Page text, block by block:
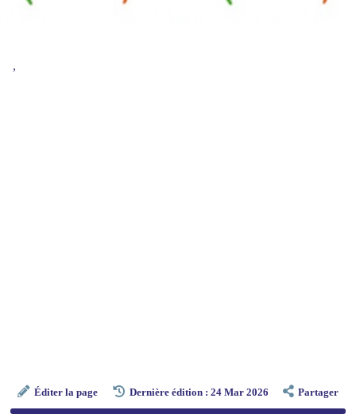
,
Éditer la page Dernière édition : 24 Mar 2026 Partager